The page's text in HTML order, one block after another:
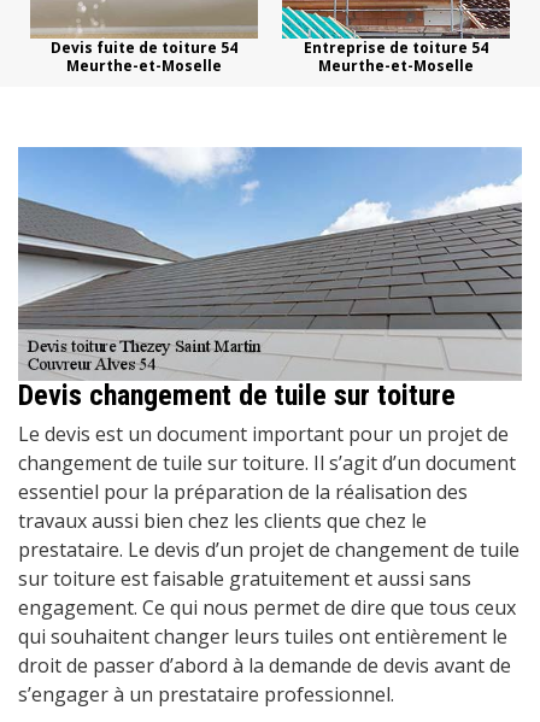
Devis fuite de toiture 54
Meurthe-et-Moselle
Entreprise de toiture 54
Meurthe-et-Moselle
Devis changement de tuile sur toiture
Le devis est un document important pour un projet de
changement de tuile sur toiture. Il s’agit d’un document
essentiel pour la préparation de la réalisation des
travaux aussi bien chez les clients que chez le
prestataire. Le devis d’un projet de changement de tuile
sur toiture est faisable gratuitement et aussi sans
engagement. Ce qui nous permet de dire que tous ceux
qui souhaitent changer leurs tuiles ont entièrement le
droit de passer d’abord à la demande de devis avant de
s’engager à un prestataire professionnel.